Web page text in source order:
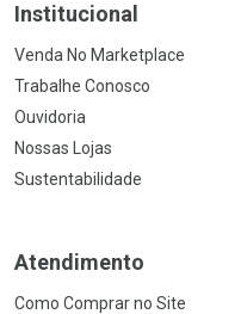
Institucional
Venda No Marketplace
Trabalhe Conosco
Ouvidoria
Nossas Lojas
Sustentabilidade
Atendimento
Como Comprar no Site